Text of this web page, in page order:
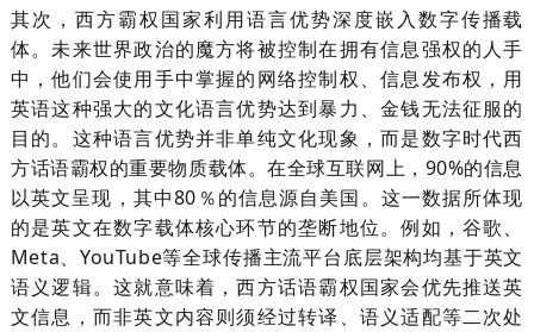
其次，西方霸权国家利用语言优势深度嵌入数字传播载
体。未来世界政治的魔方将被控制在拥有信息强权的人手
中，他们会使用手中掌握的网络控制权、信息发布权，用
英语这种强大的文化语言优势达到暴力、金钱无法征服的
目的。这种语言优势并非单纯文化现象，而是数字时代西
方话语霸权的重要物质载体。在全球互联网上， 90%的信息
以英文呈现，其中80 ％的信息源自美国。这一数据所体现
的是英文在数字载体核心环节的垄断地位。例如，谷歌、
Meta、YouTube等全球传播主流平台底层架构均基于英文
语义逻辑。这就意味着，西方话语霸权国家会优先推送英
文信息，而非英文内容则须经过转译、语义适配等二次处